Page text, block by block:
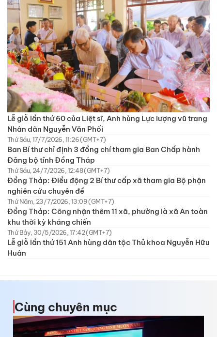
Lễ giỗ lần thứ 60 của Liệt sĩ, Anh hùng Lực lượng vũ trang
Nhân dân Nguyễn Văn Phối
Thứ Sáu, 17/7/2026, 11:26 (GMT+7)
Ban Bí thư chỉ định 3 đồng chí tham gia Ban Chấp hành
Đảng bộ tỉnh Đồng Tháp
Thứ Sáu, 24/7/2026, 12:48 (GMT+7)
Đồng Tháp: Điều động 2 Bí thư cấp xã tham gia Bộ phận
nghiên cứu chuyên đề
Thứ Năm, 23/7/2026, 13:09 (GMT+7)
Đồng Tháp: Công nhận thêm 11 xã, phường là xã An toàn
khu thời kỳ kháng chiến
Thứ Bảy, 30/5/2026, 17:42 (GMT+7)
Lễ giỗ lần thứ 151 Anh hùng dân tộc Thủ khoa Nguyễn Hữu
Huân
Cùng chuyên mục